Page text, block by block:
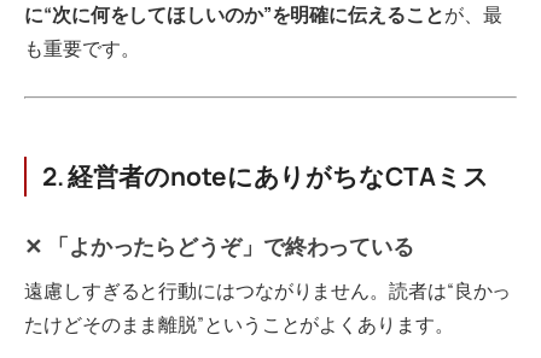
に“次に何をしてほしいのか”を明確に伝えることが、最
も重要です。
2. 経営者のnoteにありがちなCTAミス
✕ 「よかったらどうぞ」で終わっている
遠慮しすぎると行動にはつながりません。読者は“良かっ
たけどそのまま離脱”ということがよくあります。